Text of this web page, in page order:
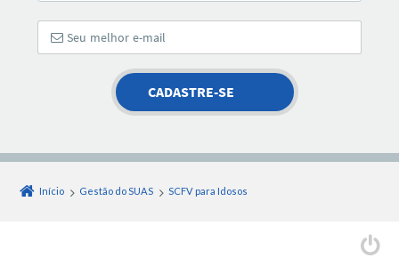
Início Gestão do SUAS SCFV para Idosos